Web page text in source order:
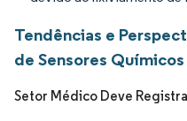
Tendências e
de Sensores
Setor Médico Deve